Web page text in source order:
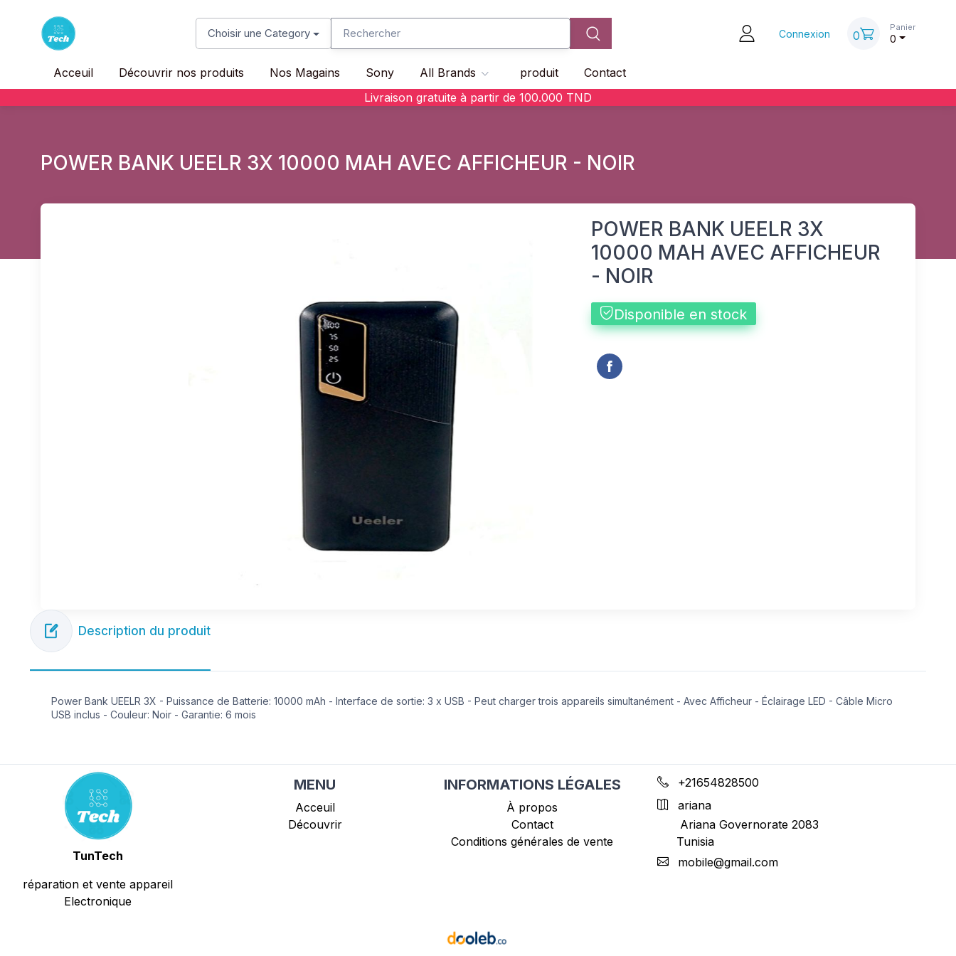
Choisir une Category Connexion 0
Panier
0
Acceuil Découvrir nos produits Nos Magains Sony All Brands produit
Contact
Livraison gratuite à partir de 100.000 TND
POWER BANK UEELR 3X 10000 MAH AVEC AFFICHEUR - NOIR
POWER BANK UEELR 3X
10000 MAH AVEC AFFICHEUR
- NOIR
Disponible en stock
Description du produit
Power Bank UEELR 3X - Puissance de Batterie: 10000 mAh - Interface de sortie: 3 x USB - Peut charger trois appareils simultanément - Avec Afficheur - Éclairage LED - Câble Micro
USB inclus - Couleur: Noir - Garantie: 6 mois
TunTech
réparation et vente appareil
Electronique
MENU
Acceuil
Découvrir
INFORMATIONS LÉGALES
À propos
Contact
Conditions générales de vente
+21654828500
ariana
Ariana Governorate 2083
Tunisia
mobile@gmail.com